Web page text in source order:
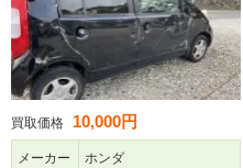
買取価格 10,000円
メーカー ホンダ